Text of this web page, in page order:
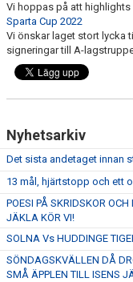
Vi hoppas på att
Sparta Cup 2022
Vi önskar laget stort lycka
signeringar till A-
Nyhetsarkiv
Det sista andetaget innan
13 mål, hjärtstopp och ett
POESI PÅ SKRIDSKOR
JÄKLA KÖR VI!
SOLNA Vs HUDDINGE
SÖNDAGSKVÄLLEN DÅ
SMÅ ÄPPLEN TILL ISENS